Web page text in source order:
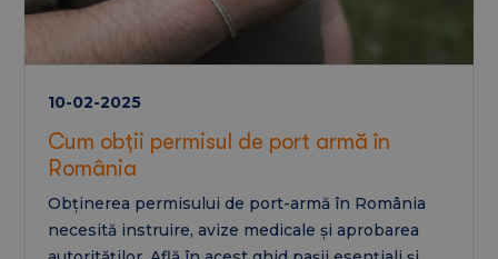
10-02-2025
Cum obții permisul de port armă în
România
Obținerea permisului de port-armă în România
necesită instruire, avize medicale și aprobarea